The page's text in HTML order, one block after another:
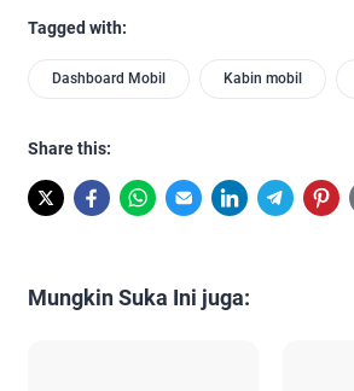
Tagged with:
Dashboard Mobil Kabin mobil
Share this:
Mungkin Suka Ini juga: